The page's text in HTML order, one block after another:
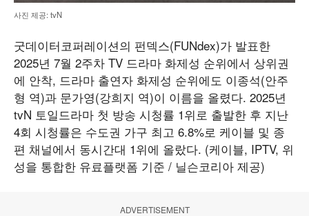
사진 제공: tvN
굿데이터코퍼레이션의 펀덱스(FUNdex)가 발표한
2025년 7월 2주차 TV 드라마 화제성 순위에서 상위권
에 안착, 드라마 출연자 화제성 순위에도 이종석(안주
형 역)과 문가영(강희지 역)이 이름을 올렸다. 2025년
tvN 토일드라마 첫 방송 시청률 1위로 출발한 후 지난
4회 시청률은 수도권 가구 최고 6.8%로 케이블 및 종
편 채널에서 동시간대 1위에 올랐다. (케이블, IPTV, 위
성을 통합한 유료플랫폼 기준 / 닐슨코리아 제공)
ADVERTISEMENT